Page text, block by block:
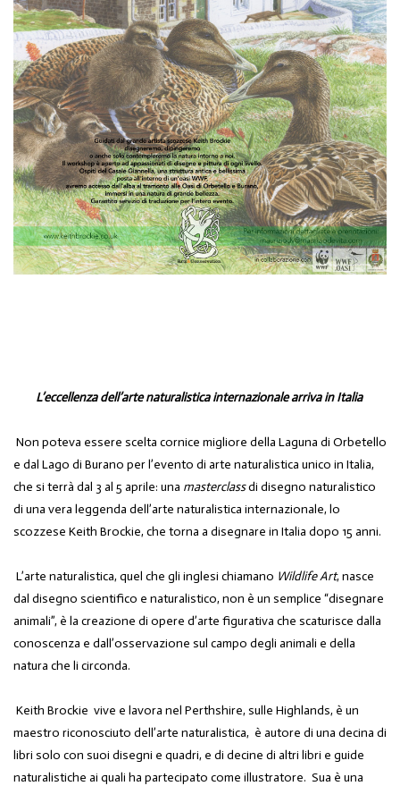
L’eccellenza dell’arte naturalistica internazionalearrivain Italia
Non poteva essere scelta cornice migliore della Laguna di Orbetello
e dal Lago di Burano per l’evento di arte naturalistica unico in Italia,
che si terrà dal 3 al 5 aprile: una masterclassdi disegno naturalistico
di una vera leggenda dell’arte naturalistica internazionale, lo
scozzese Keith Brockie, che torna a disegnare in Italia dopo 15 anni.
L’arte naturalistica, quel che gli inglesi chiamano Wildlife Art, nasce
dal disegno scientifico e naturalistico, non è un semplice “disegnare
animali”, è la creazione di opere d’arte figurativa che scaturisce dalla
conoscenza e dall’osservazione sul campo degli animali e della
natura che li circonda.
Keith Brockie vive e lavora nel Perthshire, sulle Highlands, è un
maestro riconosciuto dell’arte naturalistica, è autore di una decina di
libri solo con suoi disegni e quadri, e di decine di altri libri e guide
naturalistiche ai quali ha partecipato come illustratore. Sua è una